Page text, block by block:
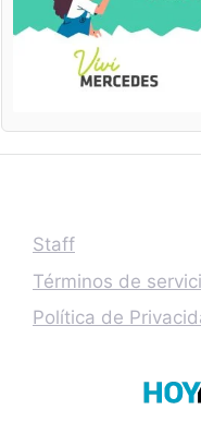
Staff
Términos de
Política de